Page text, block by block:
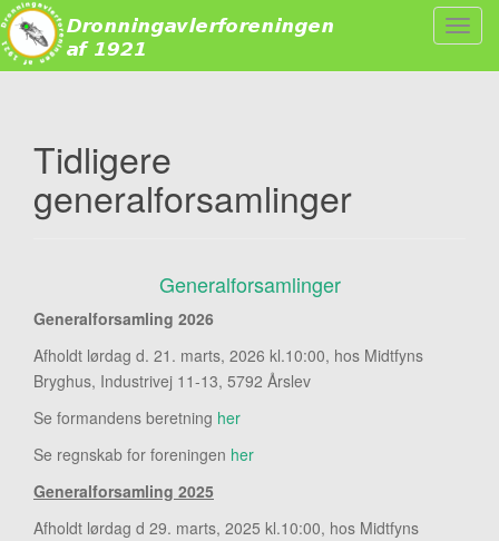
S
Tidligere
generalforsamlinger
Generalforsamlinger
Generalforsamling 2026
Afholdt lørdag d. 21. marts, 2026 kl.10:00, hos Midtfyns
Bryghus, Industrivej 11-13, 5792 Årslev
Se formandens beretning her
Se regnskab for foreningen her
Generalforsamling 2025
Afholdt lørdag d 29. marts, 2025 kl.10:00, hos Midtfyns